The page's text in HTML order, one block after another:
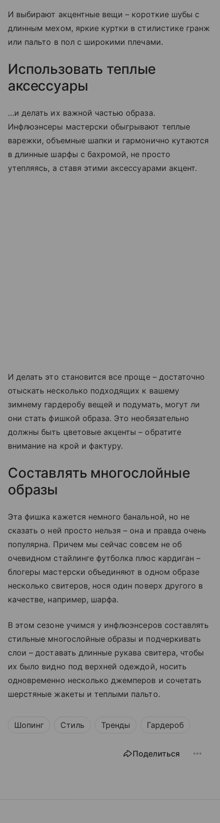
И выбирают акцентные вещи – короткие шубы с
длинным мехом, яркие куртки в стилистике гранж
или пальто в пол с широкими плечами.
Использовать теплые
аксессуары
…и делать их важной частью образа.
Инфлюэнсеры мастерски обыгрывают теплые
варежки, объемные шапки и гармонично кутаются
в длинные шарфы с бахромой, не просто
утепляясь, а ставя этими аксессуарами акцент.
И делать это становится все проще – достаточно
отыскать несколько подходящих к вашему
зимнему гардеробу вещей и подумать, могут ли
они стать фишкой образа. Это необязательно
должны быть цветовые акценты – обратите
внимание на крой и фактуру.
Составлять многослойные
образы
Эта фишка кажется немного банальной, но не
сказать о ней просто нельзя – она и правда очень
популярна. Причем мы сейчас совсем не об
очевидном стайлинге футболка плюс кардиган –
блогеры мастерски объединяют в одном образе
несколько свитеров, нося один поверх другого в
качестве, например, шарфа.
В этом сезоне учимся у инфлюэнсеров составлять
стильные многослойные образы и подчеркивать
слои – доставать длинные рукава свитера, чтобы
их было видно под верхней одеждой, носить
одновременно несколько джемперов и сочетать
шерстяные жакеты и теплыми пальто.
Шопинг Стиль Тренды Гардероб
Поделиться